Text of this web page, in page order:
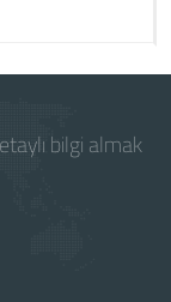
bilgi almak